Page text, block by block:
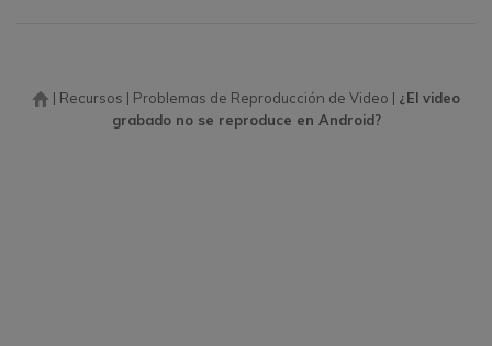
| Recursos | Problemas de Reproducción de Video | ¿El video
grabado no se reproduce en Android?